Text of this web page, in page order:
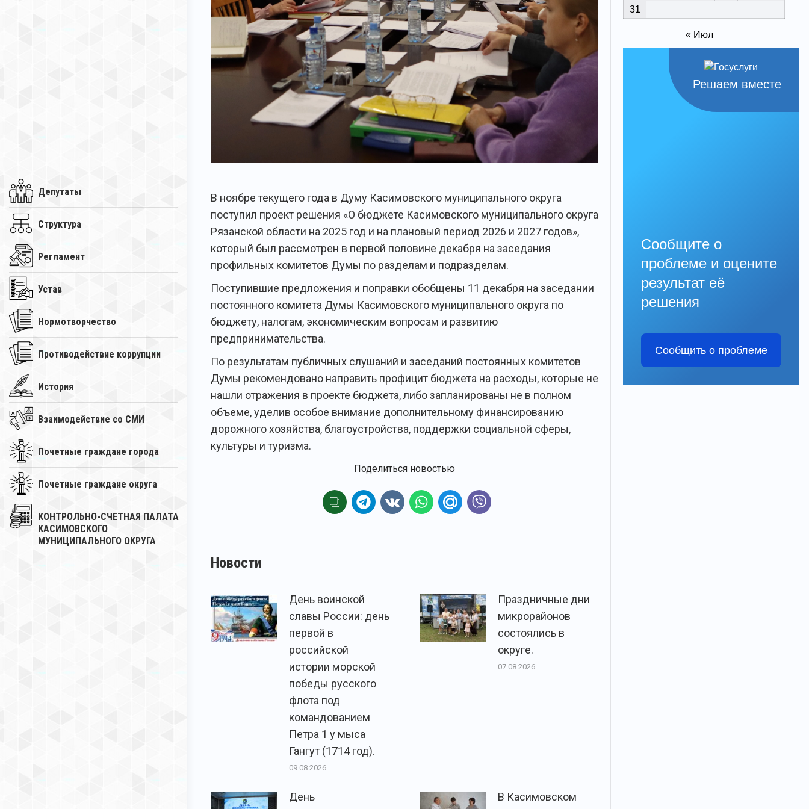
Депутаты
Структура
Регламент
Устав
Нормотворчество
Противодействие коррупции
История
Взаимодействие со СМИ
Почетные граждане города
Почетные граждане округа
КОНТРОЛЬНО-СЧЕТНАЯ ПАЛАТА
КАСИМОВСКОГО
МУНИЦИПАЛЬНОГО ОКРУГА
В ноябре текущего года в Думу Касимовского муниципального округа
поступил проект решения «О бюджете Касимовского муниципального округа
Рязанской области на 2025 год и на плановый период 2026 и 2027 годов»,
который был рассмотрен в первой половине декабря на заседания
профильных комитетов Думы по разделам и подразделам.
Поступившие предложения и поправки обобщены 11 декабря на заседании
постоянного комитета Думы Касимовского муниципального округа по
бюджету, налогам, экономическим вопросам и развитию
предпринимательства.
По результатам публичных слушаний и заседаний постоянных комитетов
Думы рекомендовано направить профицит бюджета на расходы, которые не
нашли отражения в проекте бюджета, либо запланированы не в полном
объеме, уделив особое внимание дополнительному финансированию
дорожного хозяйства, благоустройства, поддержки социальной сферы,
культуры и туризма.
Поделиться новостью
Новости
День воинской
славы России: день
первой в
российской
истории морской
победы русского
флота под
командованием
Петра 1 у мыса
Гангут (1714 год).
09.08.2026
Праздничные дни
микрорайонов
состоялись в
округе.
07.08.2026
День
В Касимовском
31
« Июл
Решаем вместе
Сообщите о
проблеме и оцените
результат её
решения
Сообщить о проблеме